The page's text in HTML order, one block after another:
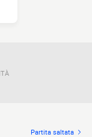
Partita saltata